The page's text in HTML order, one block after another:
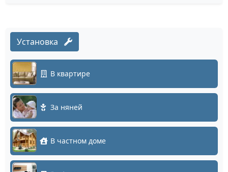
Установка
В квартире
За няней
В частном доме